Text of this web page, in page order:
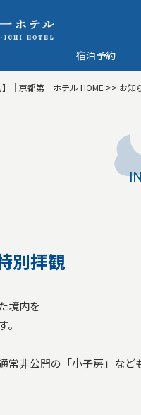
宿泊予約
｜京都第一ホテル HOME >> お知
別拝観
境内を
常非公開の「小子房」など